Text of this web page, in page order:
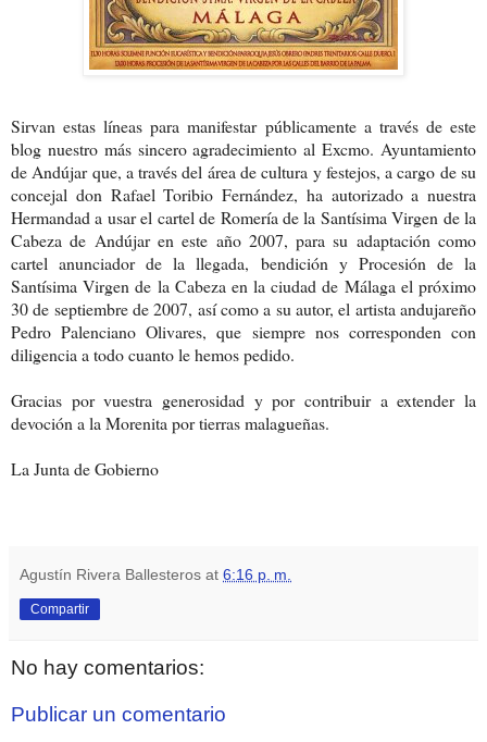
Sirvan estas líneas para manifestar públicamente a través de este
blog nuestro más sincero agradecimiento al Excmo. Ayuntamiento
de Andújar que, a través del área de cultura y festejos, a cargo de su
concejal don Rafael Toribio Fernández, ha autorizado a nuestra
Hermandad a usar el cartel de Romería de la Santísima Virgen de la
Cabeza de Andújar en este año 2007, para su adaptación como
cartel anunciador de la llegada, bendición y Procesión de la
Santísima Virgen de la Cabeza en la ciudad de Málaga el próximo
30 de septiembre de 2007, así como a su autor, el artista andujareño
Pedro Palenciano Olivares, que siempre nos corresponden con
diligencia a todo cuanto le hemos pedido.
Gracias por vuestra generosidad y por contribuir a extender la
devoción a la Morenita por tierras malagueñas.
La Junta de Gobierno
Agustín Rivera Ballesteros at 6:16 p. m.
Compartir
No hay comentarios:
Publicar un comentario